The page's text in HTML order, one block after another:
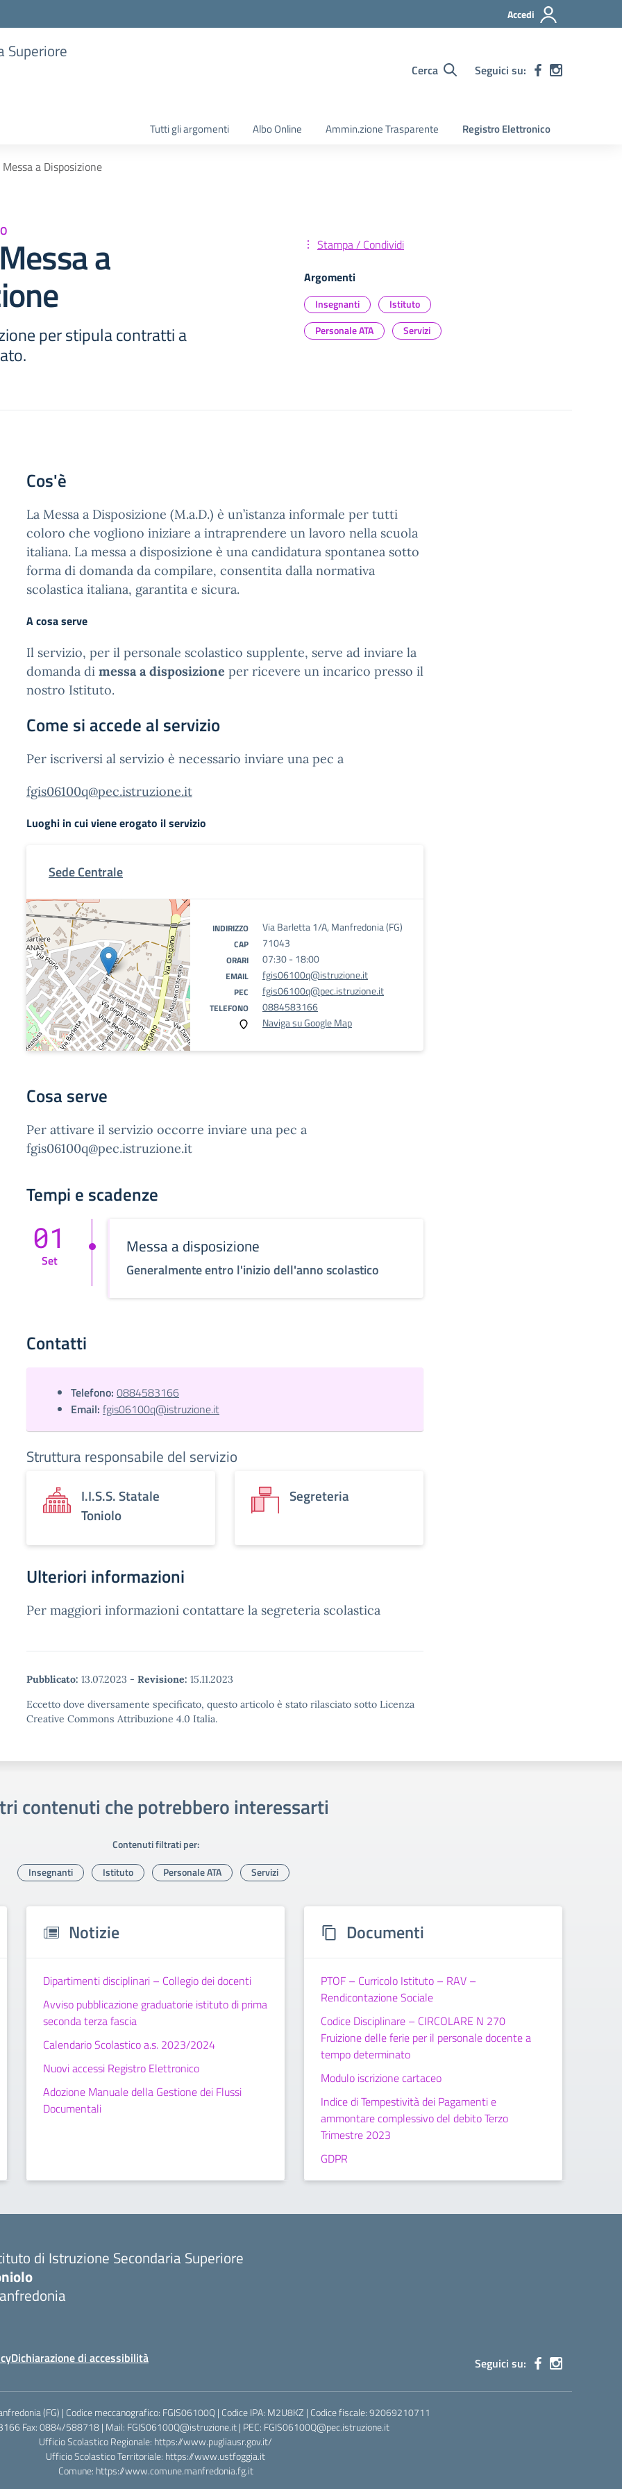
Accedi
Superiore
Cerca Seguici su:
Tutti gli argomenti Albo Online Ammin.zione Trasparente Registro Elettronico
a Disposizione
a
per stipula contratti a
Stampa / Condividi
Argomenti
Insegnanti
Istituto
Personale ATA
Servizi
Cos'è
La Messa a Disposizione (M.a.D.) è un’istanza informale per tutti
coloro che vogliono iniziare a intraprendere un lavoro nella scuola
italiana. La messa a disposizione è una candidatura spontanea sotto
forma di domanda da compilare, consentita dalla normativa
scolastica italiana, garantita e sicura.
A cosa serve
Il servizio, per il personale scolastico supplente, serve ad inviare la
domanda di messa a disposizione per ricevere un incarico presso il
nostro Istituto.
Come si accede al servizio
Per iscriversi al servizio è necessario inviare una pec a
fgis06100q@pec.istruzione.it
Luoghi in cui viene erogato il servizio
Sede Centrale
INDIRIZZO Via Barletta 1/A, Manfredonia (FG)
CAP 71043
ORARI 07:30 - 18:00
EMAIL fgis06100q@istruzione.it
PEC fgis06100q@pec.istruzione.it
TELEFONO
0884583166
Naviga su Google Map
Cosa serve
Per attivare il servizio occorre inviare una pec a
fgis06100q@pec.istruzione.it
Tempi e scadenze
Messa a disposizione
Generalmente entro l'inizio dell'anno scolastico
01
Set
Contatti
Telefono: 0884583166
Email: fgis06100q@istruzione.it
Struttura responsabile del servizio
I.I.S.S. Statale
Toniolo
Segreteria
Ulteriori informazioni
Per maggiori informazioni contattare la segreteria scolastica
Pubblicato: 13.07.2023 - Revisione: 15.11.2023
Eccetto dove diversamente specificato, questo articolo è stato rilasciato sotto Licenza
Creative Commons Attribuzione 4.0 Italia.
contenuti che potrebbero interessarti
Contenuti filtrati per:
Insegnanti Istituto Personale ATA Servizi
Notizie
Dipartimenti disciplinari – Collegio dei docenti
Avviso pubblicazione graduatorie istituto di prima
seconda terza fascia
Calendario Scolastico a.s. 2023/2024
Nuovi accessi Registro Elettronico
Adozione Manuale della Gestione dei Flussi
Documentali
Documenti
PTOF – Curricolo Istituto – RAV –
Rendicontazione Sociale
Codice Disciplinare – CIRCOLARE N 270
Fruizione delle ferie per il personale docente a
tempo determinato
Modulo iscrizione cartaceo
Indice di Tempestività dei Pagamenti e
ammontare complessivo del debito Terzo
Trimestre 2023
GDPR
di Istruzione Secondaria Superiore
Dichiarazione di accessibilità Seguici su:
(FG) | Codice meccanografico: FGIS06100Q | Codice IPA: M2U8KZ | Codice fiscale: 92069210711
Fax: 0884/588718 | Mail: FGIS06100Q@istruzione.it | PEC: FGIS06100Q@pec.istruzione.it
Ufficio Scolastico Regionale: https://www.pugliausr.gov.it/
Ufficio Scolastico Territoriale: https://www.ustfoggia.it
Comune: https://www.comune.manfredonia.fg.it